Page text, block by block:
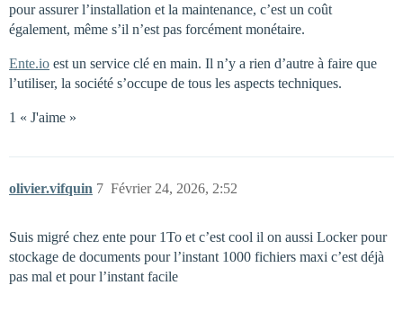
pour assurer l’installation et la maintenance, c’est un coût
également, même s’il n’est pas forcément monétaire.
Ente.io est un service clé en main. Il n’y a rien d’autre à faire que
l’utiliser, la société s’occupe de tous les aspects techniques.
1 « J'aime »
olivier.vifquin Février 24, 2026, 2:52
7
Suis migré chez ente pour 1To et c’est cool il on aussi Locker pour
stockage de documents pour l’instant 1000 fichiers maxi c’est déjà
pas mal et pour l’instant facile